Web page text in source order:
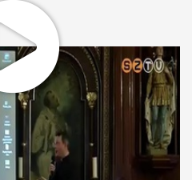
Intézet
teljesít szolgálatot. Azt vallja,
evangelizációval még közelebb
Az evangéliumi
ábrázoló műveiből